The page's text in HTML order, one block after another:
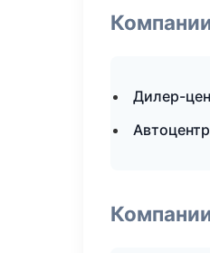
Дилер-